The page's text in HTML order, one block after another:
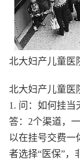
北大妇产儿童医
北大妇产儿童医
1. 问：如何挂当
答：2个渠道，
以在挂号交费一
者选择“医保”，